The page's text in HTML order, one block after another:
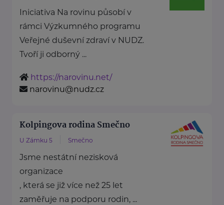
Iniciativa Na rovinu působí v
rámci Výzkumného programu
Veřejné duševní zdraví v NUDZ.
Tvoří ji odborný ...
https://narovinu.net/
narovinu@nudz.cz
Kolpingova rodina Smečno
U Zámku 5 Smečno
Jsme nestátní nezisková
organizace
, která se již více než 25 let
zaměřuje na podporu rodin, ...